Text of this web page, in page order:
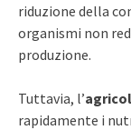
riduzione della
organismi non
produzione.
Tuttavia, l’
rapidamente i